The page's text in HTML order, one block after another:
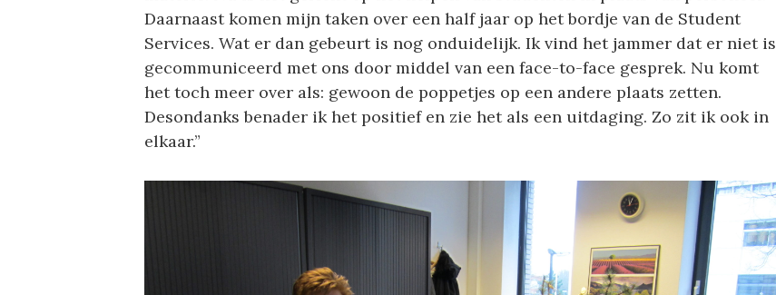
Daarnaast komen mijn taken over een half jaar op het bordje van de Student
Services. Wat er dan gebeurt is nog onduidelijk. Ik vind het jammer dat er niet is
gecommuniceerd met ons door middel van een face-to-face gesprek. Nu komt
het toch meer over als: gewoon de poppetjes op een andere plaats zetten.
Desondanks benader ik het positief en zie het als een uitdaging. Zo zit ik ook in
elkaar.”